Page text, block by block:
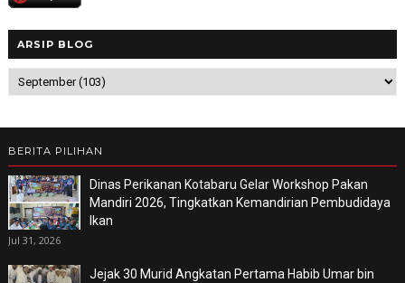
ARSIP BLOG
BERITA PILIHAN
Dinas Perikanan Kotabaru Gelar Workshop Pakan
Mandiri 2026, Tingkatkan Kemandirian Pembudidaya
Ikan
Jul 31, 2026
Jejak 30 Murid Angkatan Pertama Habib Umar bin